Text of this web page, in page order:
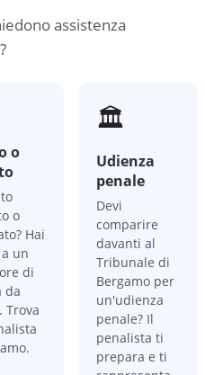
assistenza
o
o
Hai
un
di
da
Trova
🏛️
Udienza
penale
Devi
comparire
davanti al
Tribunale di
Bergamo per
un'udienza
penale? Il
penalista ti
prepara e ti